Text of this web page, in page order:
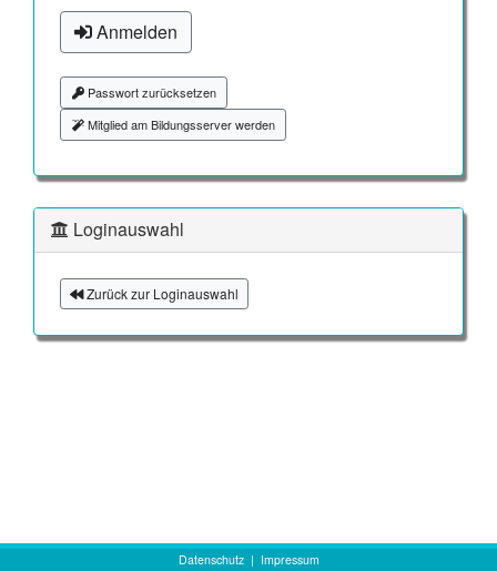
Anmelden
Passwort zurücksetzen
Mitglied am Bildungsserver werden
Loginauswahl
Zurück zur Loginauswahl
Datenschutz| Impressum